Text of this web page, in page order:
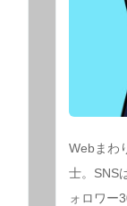
Webまわ
士。SNS
ォロワー